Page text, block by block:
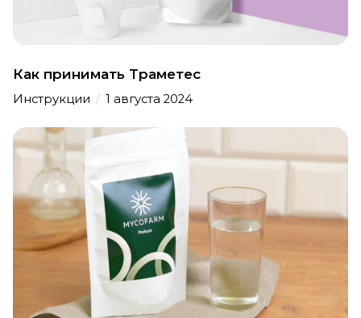
Как принимать Траметес
Инструкции / 1 августа 2024